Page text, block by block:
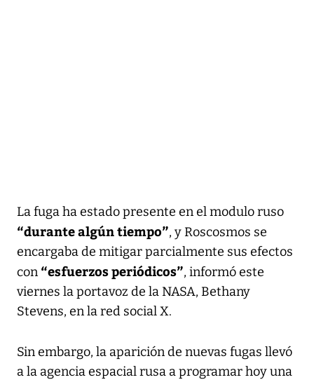
La fuga ha estado presente en el modulo ruso
“durante algún tiempo”, y Roscosmos se
encargaba de mitigar parcialmente sus efectos
con “esfuerzos periódicos”, informó este
viernes la portavoz de la NASA, Bethany
Stevens, en la red social X.
Sin embargo, la aparición de nuevas fugas llevó
a la agencia espacial rusa a programar hoy una